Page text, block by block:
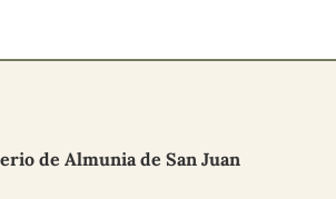
de Almunia de San Juan